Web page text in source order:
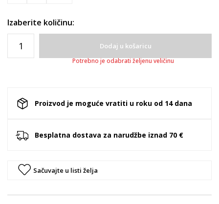
Izaberite količinu:
Dodaj u košaricu
Potrebno je odabrati željenu veličinu
Proizvod je moguće vratiti u roku od 14 dana
Besplatna dostava za narudžbe iznad 70 €
Sačuvajte u listi želja